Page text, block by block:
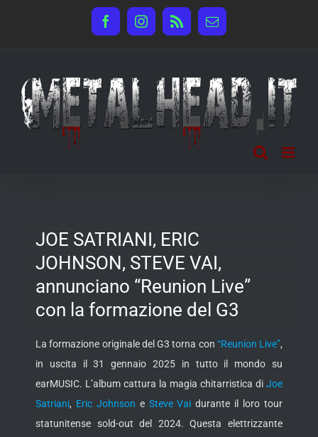
FacebookInstagram
Rss Email
JOE SATRIANI, ERIC
JOHNSON, STEVE VAI,
annunciano “Reunion Live”
con la formazione del G3
La formazione originale del G3 torna con “Reunion Live”,
in uscita il 31 gennaio 2025 in tutto il mondo su
earMUSIC. L’album cattura la magia chitarristica di Joe
Satriani, Eric Johnson e Steve Vai durante il loro tour
statunitense sold-out del 2024. Questa elettrizzante